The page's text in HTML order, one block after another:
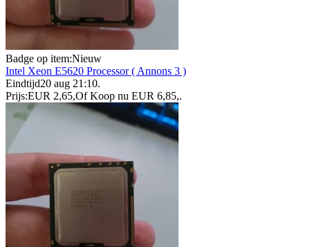
Badge op item:Nieuw
Intel Xeon E5620 Processor ( Annons 3 )
Eindtijd20 aug 21:10.
Prijs:EUR 2,65,Of Koop nu EUR 6,85,.